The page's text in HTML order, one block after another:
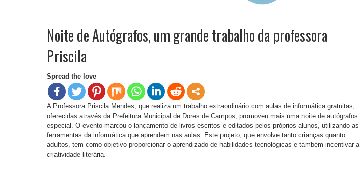
Noite de Autógrafos, um grande trabalho da professora
Priscila
Spread the love
A Professora Priscila Mendes, que realiza um trabalho extraordinário com aulas de informática gratuitas,
oferecidas através da Prefeitura Municipal de Dores de Campos, promoveu mais uma noite de autógrafos
especial. O evento marcou o lançamento de livros escritos e editados pelos próprios alunos, utilizando as
ferramentas da informática que aprendem nas aulas. Este projeto, que envolve tanto crianças quanto
adultos, tem como objetivo proporcionar o aprendizado de habilidades tecnológicas e também incentivar a
criatividade literária.